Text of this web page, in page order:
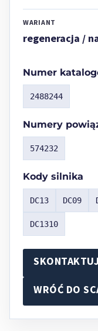
WARIANT
regeneracja /
Numer
2488244
Numery
574232
Kody silnika
DC13 DC09
DC1310
WRÓĆ DO